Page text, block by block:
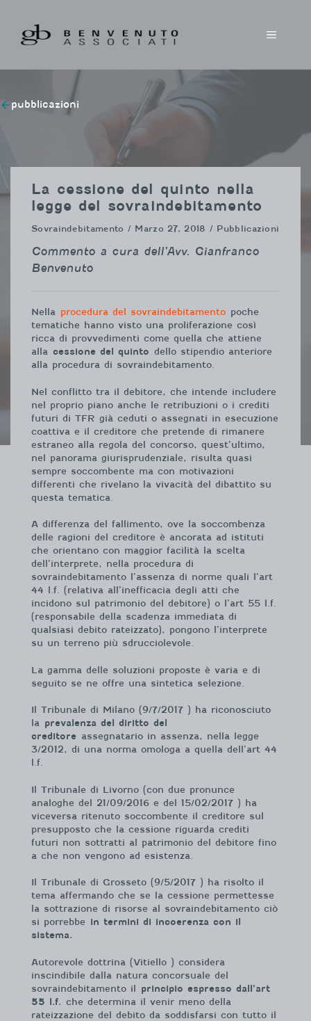
contenuto
MENU
pubblicazioni
La cessione del quinto nella
legge del sovraindebitamento
Sovraindebitamento / Marzo 27, 2018 / Pubblicazioni
Commento a cura dell’Avv. Gianfranco
Benvenuto
Nella procedura del sovraindebitamento poche
tematiche hanno visto una proliferazione così
ricca di provvedimenti come quella che attiene
alla cessione del quinto dello stipendio anteriore
alla procedura di sovraindebitamento.
Nel conflitto tra il debitore, che intende includere
nel proprio piano anche le retribuzioni o i crediti
futuri di TFR già ceduti o assegnati in esecuzione
coattiva e il creditore che pretende di rimanere
estraneo alla regola del concorso, quest’ultimo,
nel panorama giurisprudenziale, risulta quasi
sempre soccombente ma con motivazioni
differenti che rivelano la vivacità del dibattito su
questa tematica.
A differenza del fallimento, ove la soccombenza
delle ragioni del creditore è ancorata ad istituti
che orientano con maggior facilità la scelta
dell’interprete, nella procedura di
sovraindebitamento l’assenza di norme quali l’art
44 l.f. (relativa all’inefficacia degli atti che
incidono sul patrimonio del debitore) o l’art 55 l.f.
(responsabile della scadenza immediata di
qualsiasi debito rateizzato), pongono l’interprete
su un terreno più sdrucciolevole.
La gamma delle soluzioni proposte è varia e di
seguito se ne offre una sintetica selezione.
Il Tribunale di Milano (9/7/2017 ) ha riconosciuto
la prevalenza del diritto del
creditore assegnatario in assenza, nella legge
3/2012, di una norma omologa a quella dell’art 44
l.f.
Il Tribunale di Livorno (con due pronunce
analoghe del 21/09/2016 e del 15/02/2017 ) ha
viceversa ritenuto soccombente il creditore sul
presupposto che la cessione riguarda crediti
futuri non sottratti al patrimonio del debitore fino
a che non vengono ad esistenza.
Il Tribunale di Grosseto (9/5/2017 ) ha risolto il
tema affermando che se la cessione permettesse
la sottrazione di risorse al sovraindebitamento ciò
si porrebbe in termini di incoerenza con il
sistema.
Autorevole dottrina (Vitiello ) considera
inscindibile dalla natura concorsuale del
sovraindebitamento il principio espresso dall’art
55 l.f. che determina il venir meno della
rateizzazione del debito da soddisfarsi con tutto il